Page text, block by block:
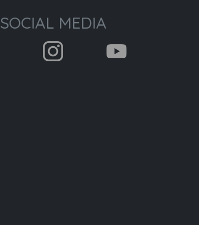
SOCIAL MEDIA